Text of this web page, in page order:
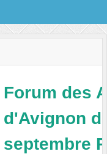
Forum des
d'Avignon
septembre